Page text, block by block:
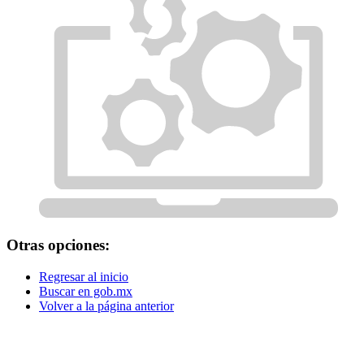
Otras opciones:
Regresar al inicio
Buscar en gob.mx
Volver a la página anterior